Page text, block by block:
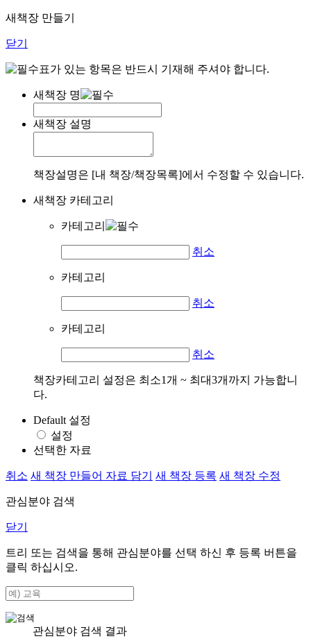
새책장 만들기
닫기
표가 있는 항목은 반드시 기재해 주셔야 합니다.
새책장 명
새책장 설명
책장설명은 [내 책장/책장목록]에서 수정할 수 있습니다.
새책장 카테고리
카테고리
취소
카테고리
취소
카테고리
취소
책장카테고리 설정은 최소1개 ~ 최대3개까지 가능합니
다.
Default 설정
설정
선택한 자료
취소 새 책장 만들어 자료 담기 새 책장 등록 새 책장 수정
관심분야 검색
닫기
트리 또는 검색을 통해 관심분야를 선택 하신 후 등록 버튼을
클릭 하십시오.
관심분야 검색 결과